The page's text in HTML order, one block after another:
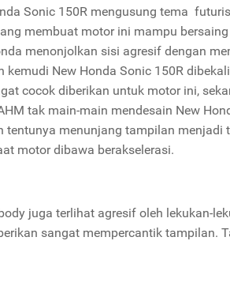
Sonic 150R mengusung tema
membuat motor ini mampu
menonjolkan sisi agresif dengan
kemudi New Honda Sonic 150R
cocok diberikan untuk motor ini,
tak main-main mendesain New
tentunya menunjang tampilan menjadi
motor dibawa berakselerasi.
juga terlihat agresif oleh lekukan-
sangat mempercantik tampilan.